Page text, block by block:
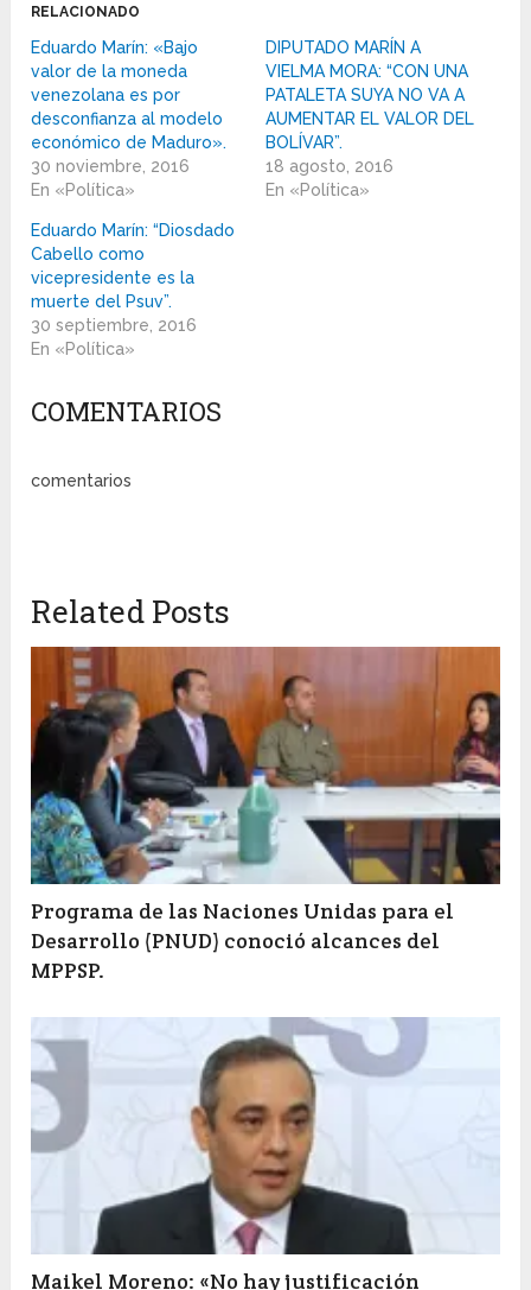
RELACIONADO
Eduardo Marín: «Bajo
valor de la moneda
venezolana es por
desconfianza al modelo
económico de Maduro».
30 noviembre, 2016
En «Política»
DIPUTADO MARÍN A
VIELMA MORA: “CON UNA
PATALETA SUYA NO VA A
AUMENTAR EL VALOR DEL
BOLÍVAR”.
18 agosto, 2016
En «Política»
Eduardo Marín: “Diosdado
Cabello como
vicepresidente es la
muerte del Psuv”.
30 septiembre, 2016
En «Política»
COMENTARIOS
comentarios
Related Posts
Programa de las Naciones Unidas para el
Desarrollo (PNUD) conoció alcances del
MPPSP.
Maikel Moreno: «No hay justificación